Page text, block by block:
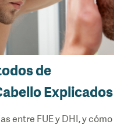
de
Explicados
entre FUE y DHI, y cómo